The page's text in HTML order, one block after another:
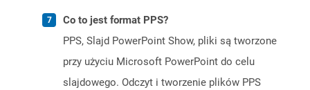
Co to jest format PPS?
PPS, Slajd PowerPoint Show, pliki są tworzone
przy użyciu Microsoft PowerPoint do celu
slajdowego. Odczyt i tworzenie plików PPS